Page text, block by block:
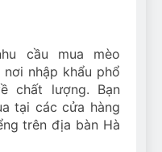
cầu mua mèo
nơi nhập khẩu phổ
chất lượng. Bạn
tại các cửa hàng
trên địa bàn Hà